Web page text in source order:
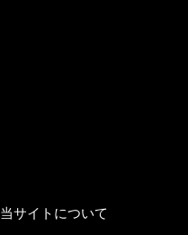
当サイトについて